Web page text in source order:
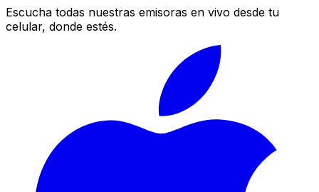
Escucha todas nuestras emisoras en vivo desde tu
celular, donde estés.